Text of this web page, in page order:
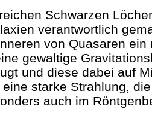
Schwarzen
verantwortlich
von Quasaren ein
gewaltige
und diese dabei auf
starke Strahlung,
auch im